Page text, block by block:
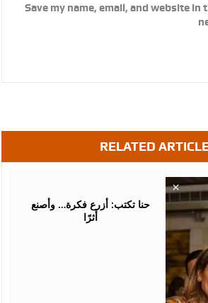
Save my name, email, and website
RELATED
حنا تكتب: أزرع فكرة… وأصنع
أثرًا